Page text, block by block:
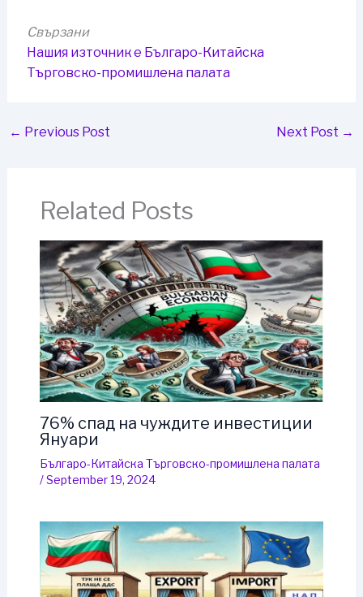
Свързани
Нашия източник е Българо-Китайска
Търговско-промишлена палaта
← Previous Post Next Post →
Related Posts
76% спад на чуждите инвестиции
Януари
Българо-Китайска Търговско-промишлена палaта
/September 19, 2024